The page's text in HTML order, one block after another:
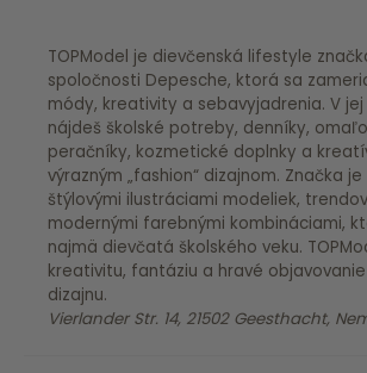
TOPModel je dievčenská lifestyle
spoločnosti Depesche, ktorá sa
módy, kreativity a sebavyjadrenia. V
nájdeš školské potreby, denníky,
peračníky, kozmetické doplnky a
výrazným „fashion“ dizajnom. Značka
štýlovými ilustráciami modeliek,
modernými farebnými kombináciami,
najmä dievčatá školského veku.
kreativitu, fantáziu a hravé
dizajnu.
Vierlander Str. 14, 21502 Geesthacht,